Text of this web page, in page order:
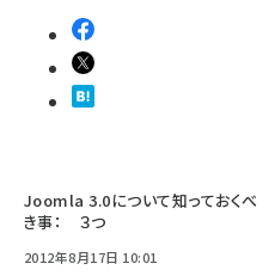
Joomla 3.0について知っておくべ
き事： ３つ
2012年8月17日 10:01